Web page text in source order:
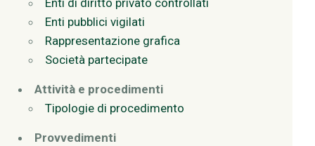
Enti di diritto privato controllati
Enti pubblici vigilati
Rappresentazione grafica
Società partecipate
Attività e procedimenti
Tipologie di procedimento
Provvedimenti